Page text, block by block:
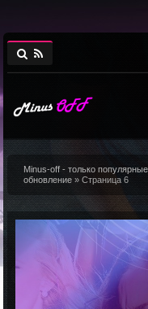
Minus-off - только
обновление » Страница 6